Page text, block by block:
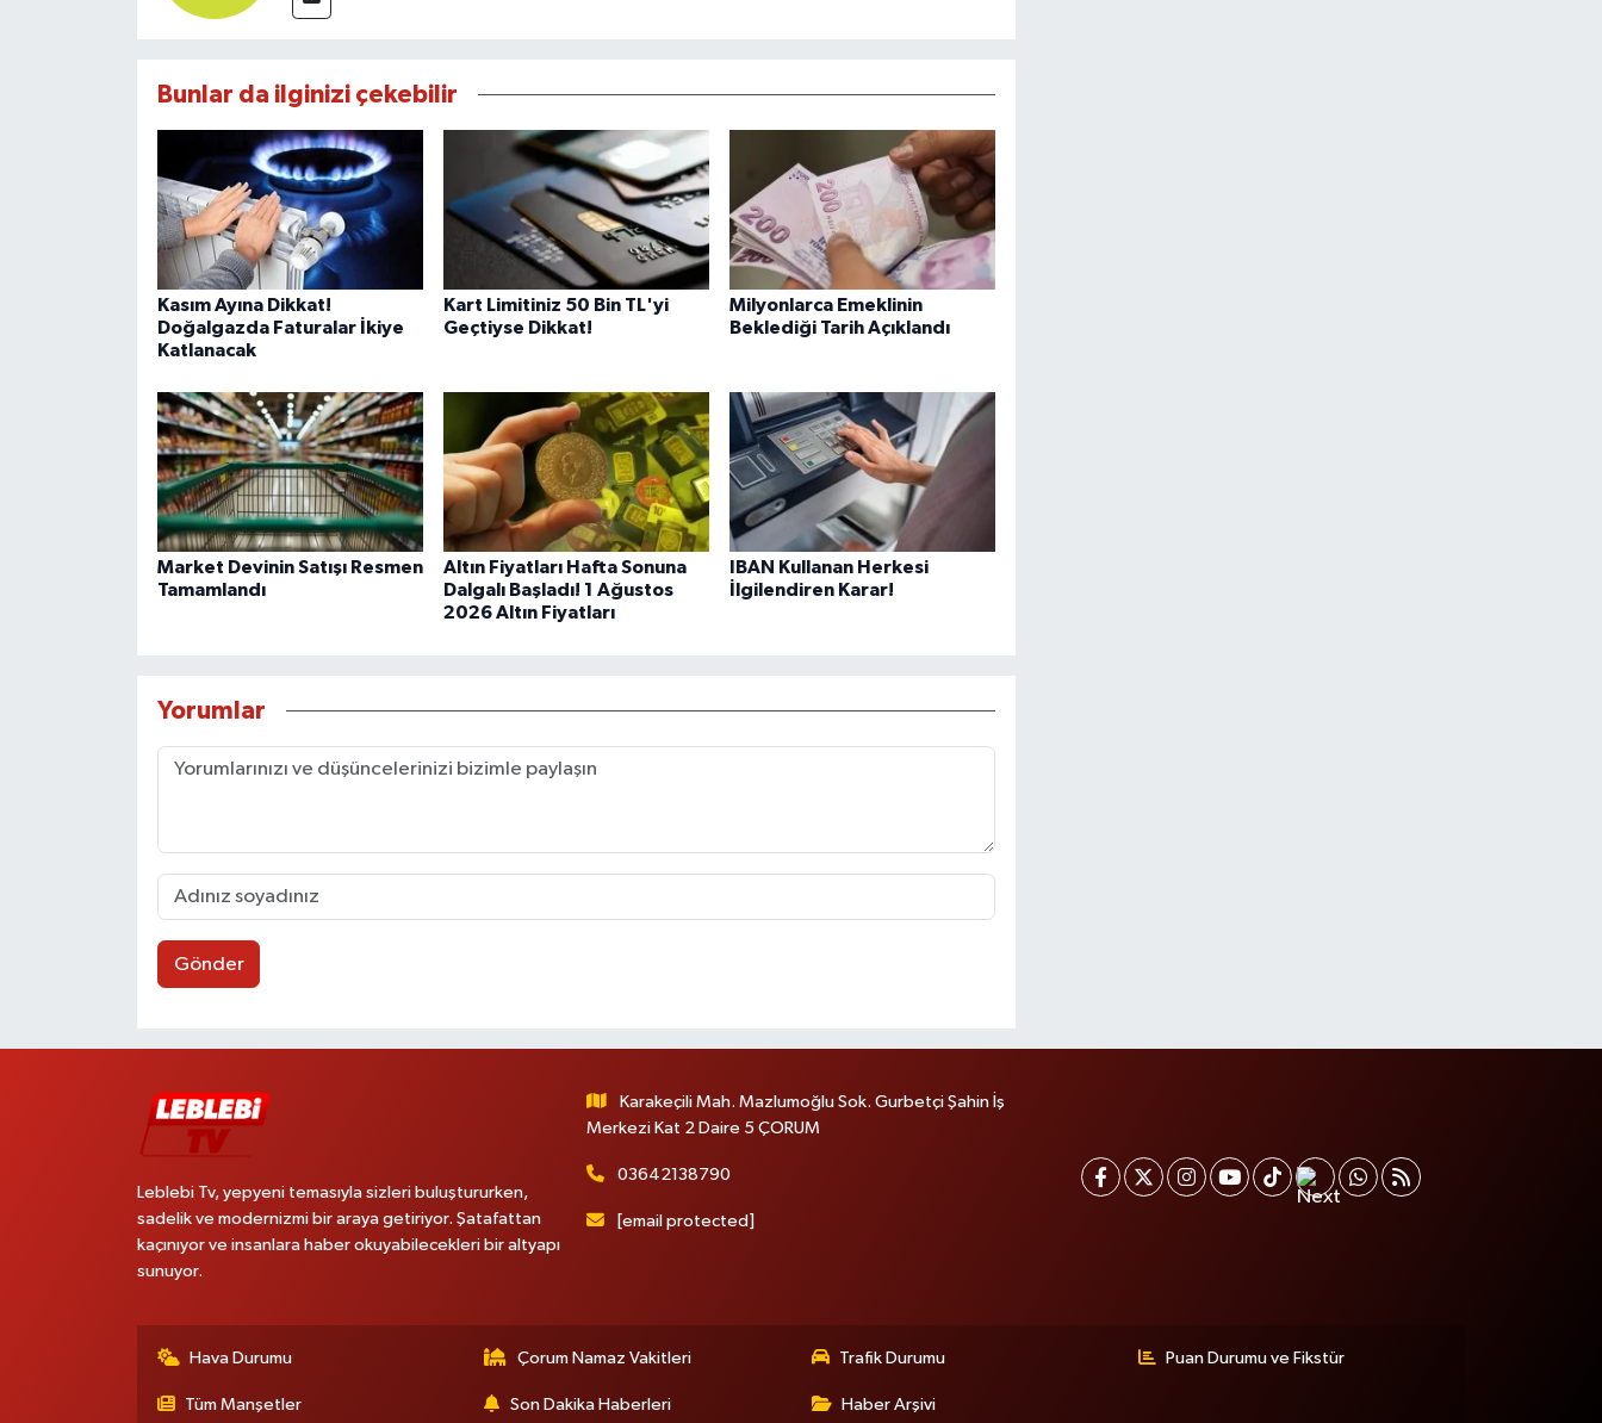
Bunlar da ilginizi çekebilir
Kasım Ayına Dikkat!
Doğalgazda Faturalar İkiye
Katlanacak
Kart Limitiniz 50 Bin TL'yi
Geçtiyse Dikkat!
Milyonlarca Emeklinin
Beklediği Tarih Açıklandı
Market Devinin Satışı Resmen
Tamamlandı
Altın Fiyatları Hafta Sonuna
Dalgalı Başladı! 1 Ağustos
2026 Altın Fiyatları
IBAN Kullanan Herkesi
İlgilendiren Karar!
Yorumlar
Gönder
Leblebi Tv, yepyeni temasıyla sizleri buluştururken,
sadelik ve modernizmi bir araya getiriyor. Şatafattan
kaçınıyor ve insanlara haber okuyabilecekleri bir altyapı
sunuyor.
Karakeçili Mah. Mazlumoğlu Sok. Gurbetçi Şahin İş
Merkezi Kat 2 Daire 5 ÇORUM
03642138790
[email protected]
Hava Durumu Çorum Namaz Vakitleri Trafik Durumu Puan Durumu ve Fikstür
Tüm Manşetler Son Dakika Haberleri Haber Arşivi